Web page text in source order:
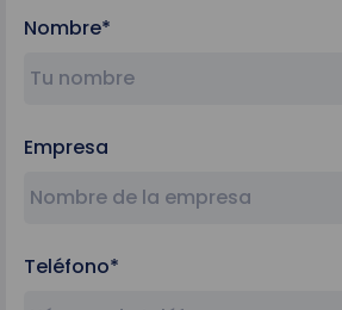
Nombre*
Empresa
Teléfono*